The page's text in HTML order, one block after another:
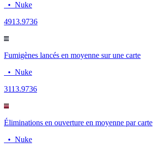
• Nuke
4913.9736
Fumigènes lancés en moyenne sur une carte
• Nuke
3113.9736
Éliminations en ouverture en moyenne par carte
• Nuke